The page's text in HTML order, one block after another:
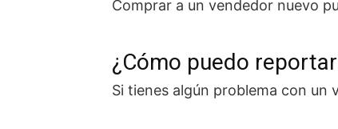
Comprar a un vendedor nuevo
¿Cómo puedo
Si tienes algún problema con un